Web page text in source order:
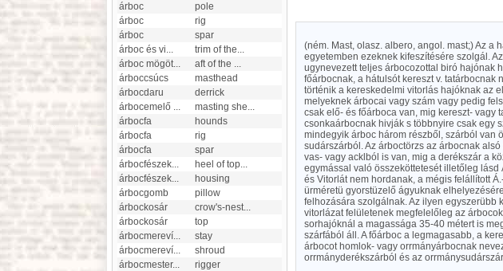
árboc
pole
árboc
rig
árboc
spar
árboc és vi... trim of the...
árboc mögöt... aft of the ...
árboccsúcs
masthead
árbocdaru
derrick
árbocemelő ... masting she...
árbocfa
hounds
árbocfa
rig
árbocfa
spar
árbocfészek... heel of top...
árbocfészek...
housing
árbocgomb
pillow
árbockosár
crow's-nest...
árbockosár
top
árbocmereví...
stay
árbocmereví...
shroud
árbocmester... rigger
(ném. Mast, olasz. albero, angol. mast;) Az a
egyetemben ezeknek kifeszítésére szolgál.
ugynevezett teljes árbocozottal biró hajónak
főárbocnak, a hátulsót kereszt v. tatárbocnak
történik a kereskedelmi vitorlás hajóknak az
melyeknek árbocai vagy szám vagy pedig
csak elő- és főárboca van, mig kereszt- vagy
csonkaárbocnak hivják s többnyire csak egy
mindegyik árboc három részből, szárból van
sudárszárból. Az árboctörzs az árbocnak
vas- vagy acklból is van, mig a derékszár a
egymással való összeköttetesét illetőleg
és Vitorlát nem hordanak, a mégis felállított
ürméretü gyorstüzelő ágyuknak
felhozására szolgálnak. Az ilyen egyszerübb
vitorlázat felületenek megfelelőleg az
sorhajóknál a magassága 35-40 métert is
szárfából áll. A főárboc a legmagasabb, a
árbocot homlok- vagy orrmányárbocnak
orrmányderékszárból és az